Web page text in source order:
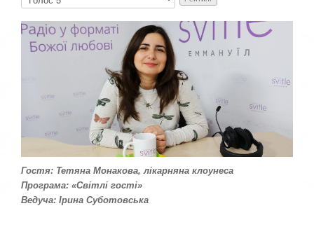
у
д
ь
о
т
а
в
т
Гостя: Тетяна Монакова, лікарняна клоунеса
Програма: «Світлі гості»
Ведуча: Ірина Суботовська